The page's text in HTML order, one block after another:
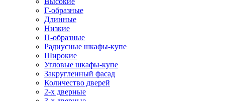
Г-образные
Длинные
Низкие
П-образные
Радиусные шкафы-купе
Широкие
Угловые шкафы-купе
Закругленный фасад
Количество дверей
2-х дверные